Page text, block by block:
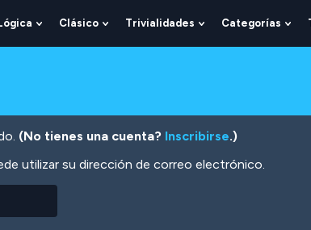
Show
Submenu
Clásico
Show
Submenu
Trivialidades
Show
Submenu
Categorías
(No tienes una cuenta? Inscribirse.)
utilizar su dirección de correo electrónico.